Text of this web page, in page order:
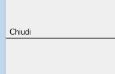
Chiudi